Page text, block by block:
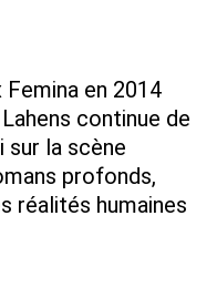
en 2014
continue de
sur la scène
profonds,
réalités humaines